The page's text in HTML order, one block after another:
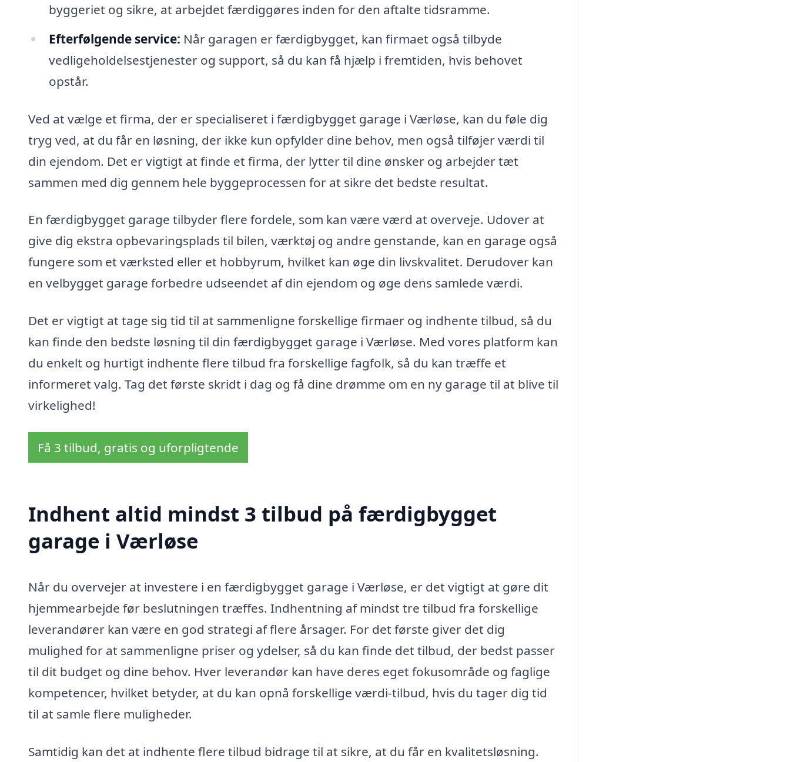
byggeriet og sikre, at arbejdet færdiggøres inden for den aftalte tidsramme.
Efterfølgende service: Når garagen er færdigbygget, kan firmaet også tilbyde
vedligeholdelsestjenester og support, så du kan få hjælp i fremtiden, hvis behovet
opstår.
Ved at vælge et firma, der er specialiseret i færdigbygget garage i Værløse, kan du føle dig
tryg ved, at du får en løsning, der ikke kun opfylder dine behov, men også tilføjer værdi til
din ejendom. Det er vigtigt at finde et firma, der lytter til dine ønsker og arbejder tæt
sammen med dig gennem hele byggeprocessen for at sikre det bedste resultat.
En færdigbygget garage tilbyder flere fordele, som kan være værd at overveje. Udover at
give dig ekstra opbevaringsplads til bilen, værktøj og andre genstande, kan en garage også
fungere som et værksted eller et hobbyrum, hvilket kan øge din livskvalitet. Derudover kan
en velbygget garage forbedre udseendet af din ejendom og øge dens samlede værdi.
Det er vigtigt at tage sig tid til at sammenligne forskellige firmaer og indhente tilbud, så du
kan finde den bedste løsning til din færdigbygget garage i Værløse. Med vores platform kan
du enkelt og hurtigt indhente flere tilbud fra forskellige fagfolk, så du kan træffe et
informeret valg. Tag det første skridt i dag og få dine drømme om en ny garage til at blive til
virkelighed!
Få 3 tilbud, gratis og uforpligtende
Indhent altid mindst 3 tilbud på færdigbygget
garage i Værløse
Når du overvejer at investere i en færdigbygget garage i Værløse, er det vigtigt at gøre dit
hjemmearbejde før beslutningen træffes. Indhentning af mindst tre tilbud fra forskellige
leverandører kan være en god strategi af flere årsager. For det første giver det dig
mulighed for at sammenligne priser og ydelser, så du kan finde det tilbud, der bedst passer
til dit budget og dine behov. Hver leverandør kan have deres eget fokusområde og faglige
kompetencer, hvilket betyder, at du kan opnå forskellige værdi-tilbud, hvis du tager dig tid
til at samle flere muligheder.
Samtidig kan det at indhente flere tilbud bidrage til at sikre, at du får en kvalitetsløsning.